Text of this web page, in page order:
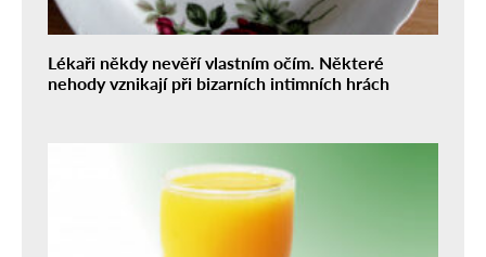
Lékaři někdy nevěří vlastním očím. Některé
nehody vznikají při bizarních intimních hrách